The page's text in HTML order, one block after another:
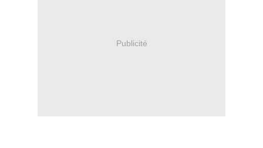
Publicité